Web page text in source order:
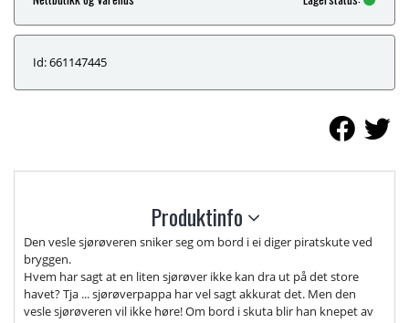
Id: 661147445
Produktinfo
Den vesle sjørøveren sniker seg om bord i ei diger piratskute ved
bryggen.
Hvem har sagt at en liten sjørøver ikke kan dra ut på det store
havet? Tja ... sjørøverpappa har vel sagt akkurat det. Men den
vesle sjørøveren vil ikke høre! Om bord i skuta blir han knepet av